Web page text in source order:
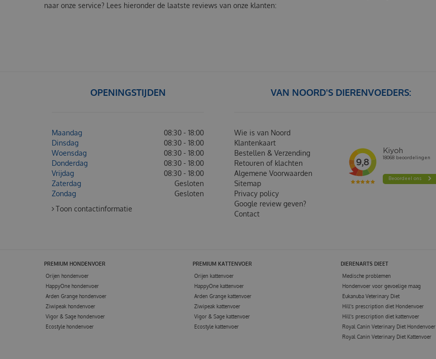
naar onze service? Lees hieronder de laatste reviews van onze klanten:
OPENINGSTIJDEN
Maandag
08:30 - 18:00
Dinsdag
08:30 - 18:00
Woensdag
08:30 - 18:00
Donderdag
08:30 - 18:00
Vrijdag
08:30 - 18:00
Zaterdag
Gesloten
Zondag
Gesloten
Toon contactinformatie
VAN NOORD'S DIERENVOEDERS:
Wie is van Noord
Klantenkaart
Bestellen & Verzending
Retouren of klachten
Algemene Voorwaarden
Sitemap
Privacy policy
Google review geven?
Contact
PREMIUM HONDENVOER
Orijen hondenvoer
HappyOne hondenvoer
Arden Grange hondenvoer
Ziwipeak hondenvoer
Vigor & Sage hondenvoer
Ecostyle hondenvoer
PREMIUM KATTENVOER
Orijen kattenvoer
HappyOne kattenvoer
Arden Grange kattenvoer
Ziwipeak kattenvoer
Vigor & Sage kattenvoer
Ecostyle kattenvoer
DIERENARTS DIEET
Medische problemen
Hondenvoer voor gevoelige maag
Eukanuba Veterinary Diet
Hill's prescription diet Hondenvoer
Hill's prescription diet kattenvoer
Royal Canin Veterinary Diet Hondenvoer
Royal Canin Veterinary Diet Kattenvoer